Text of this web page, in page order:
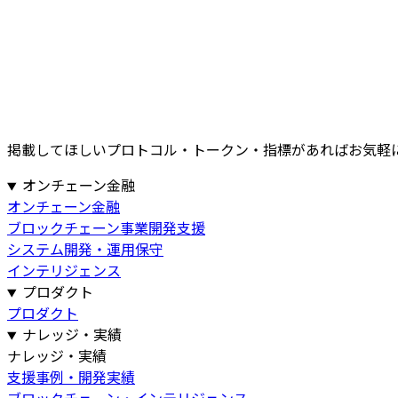
掲載してほしいプロトコル・トークン・指標があればお気軽
オンチェーン金融
オンチェーン金融
ブロックチェーン事業開発支援
システム開発・運用保守
インテリジェンス
プロダクト
プロダクト
ナレッジ・実績
ナレッジ・実績
支援事例・開発実績